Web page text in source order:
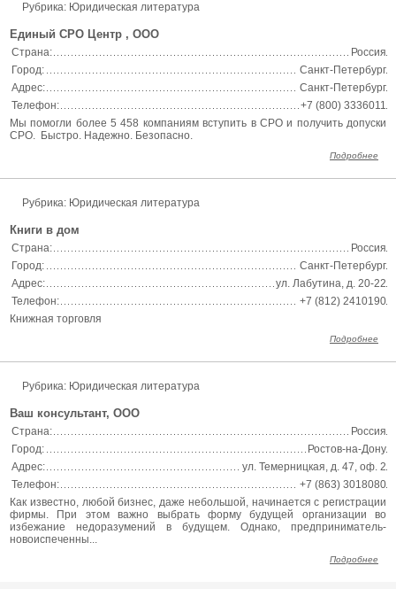
Рубрика: Юридическая литература
Единый СРО Центр , ООО
Страна:
Россия
Город:
Санкт-Петербург
Адрес:
Санкт-Петербург
Телефон:
+7 (800) 3336011
Мы помогли более 5 458 компаниям вступить в СРО и получить допуски
СРО. Быстро. Надежно. Безопасно.
Подробнее
Рубрика: Юридическая литература
Книги в дом
Страна:
Россия
Город:
Санкт-Петербург
Адрес:
ул. Лабутина, д. 20-22
Телефон:
+7 (812) 2410190
Книжная торговля
Подробнее
Рубрика: Юридическая литература
Ваш консультант, ООО
Страна:
Россия
Город:
Ростов-на-Дону
Адрес:
ул. Темерницкая, д. 47, оф. 2
Телефон:
+7 (863) 3018080
Как известно, любой бизнес, даже небольшой, начинается с регистрации
фирмы. При этом важно выбрать форму будущей организации во
избежание недоразумений в будущем. Однако, предприниматель-
новоиспеченны...
Подробнее